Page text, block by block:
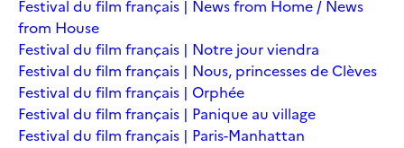
Festival du film français | News from Home / News
from House
Festival du film français | Notre jour viendra
Festival du film français | Nous, princesses de Clèves
Festival du film français | Orphée
Festival du film français | Panique au village
Festival du film français | Paris-Manhattan